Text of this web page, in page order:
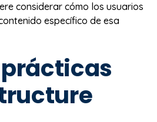
considerar cómo los usuarios
específico de esa